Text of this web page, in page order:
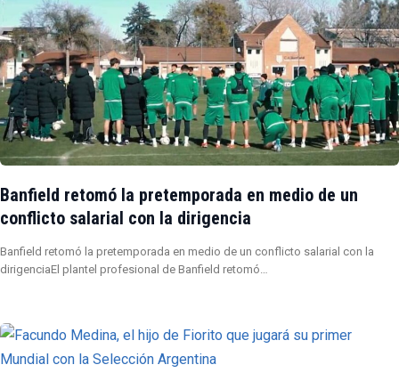
Banfield retomó la pretemporada en medio de un
conflicto salarial con la dirigencia
Banfield retomó la pretemporada en medio de un conflicto salarial con la
dirigenciaEl plantel profesional de Banfield retomó…